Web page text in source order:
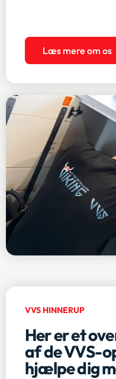
Læs mere om os
VVS HINNERUP
Her er et
af de VVS-
hjælpe dig